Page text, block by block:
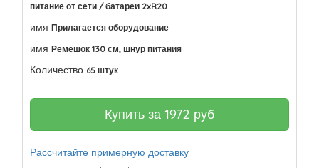
питание от сети / батареи 2xR20
имя Прилагается оборудование
имя Ремешок 130 см, шнур питания
Количество 65 штук
Купить за 1972 руб
Рассчитайте примерную доставку